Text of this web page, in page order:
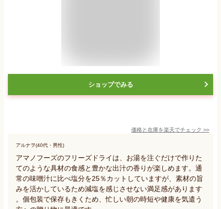
ショップでみる
価格と在庫を楽天でチェック >>
アルナヲ(40代・男性)
アマノフーズのフリーズドライは、お湯を注ぐだけで作りた
てのような具材の食感と豊かな出汁の香りが楽しめます。通
常の味噌汁に比べ塩分を25％カットしていますが、素材の旨
みを活かしているため減塩を感じさせない満足感があります
。個包装で保存もきくため、忙しい朝の時短や健康を気遣う